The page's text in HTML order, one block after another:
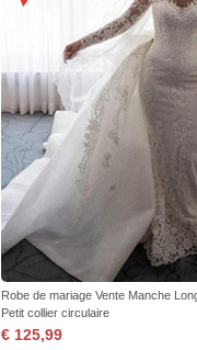
Robe de mariage Vente Manche
Petit collier circulaire
€ 125,99